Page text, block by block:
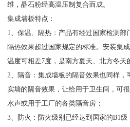
维，晶石粉经高温压制复合而成。
集成墙板特点：
1、保温、隔热：产品有经过国家检测部
隔热效果超过国家规定的标准。安装集
温度可相差7度，是南方夏天、北方冬天
2、隔音：集成墙板的隔音效果也同样，
实墙的隔音效果，让给用于卫生间，可
水声或用于工厂的各类隔音房；
3、防火：防火级别已经达到国家的B1